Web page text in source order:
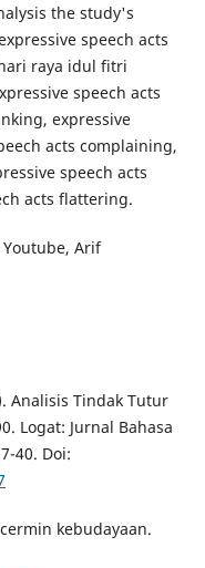
the study's
speech acts
raya idul fitri
speech acts
expressive
acts complaining,
speech acts
acts flattering.
Youtube, Arif
Analisis Tindak Tutur
Logat: Jurnal Bahasa
40. Doi:
kebudayaan.